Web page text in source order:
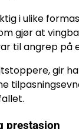
i ulike
gjør at
til angrep på
gir
prestasjon